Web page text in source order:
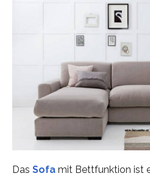
Das Sofamit Bettfunktion ist